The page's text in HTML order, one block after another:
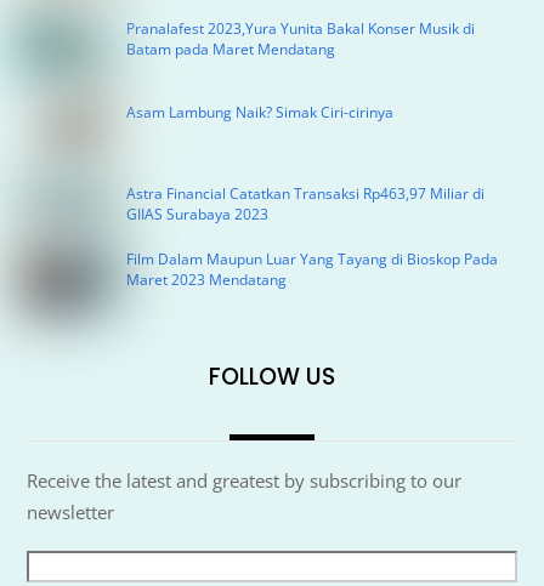
Pranalafest 2023,Yura Yunita Bakal Konser Musik di
Batam pada Maret Mendatang
Asam Lambung Naik? Simak Ciri-cirinya
Astra Financial Catatkan Transaksi Rp463,97 Miliar di
GIIAS Surabaya 2023
Film Dalam Maupun Luar Yang Tayang di Bioskop Pada
Maret 2023 Mendatang
FOLLOW US
Receive the latest and greatest by subscribing to our
newsletter